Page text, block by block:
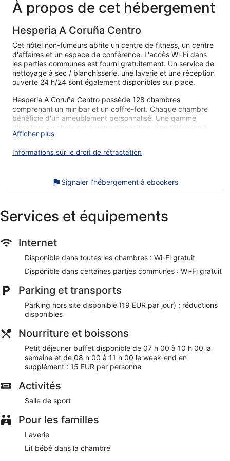
À propos de cet hébergement
Hesperia A Coruña Centro
Cet hôtel non-fumeurs abrite un centre de fitness, un centre
d'affaires et un espace de conférence. L'accès Wi-Fi dans
les parties communes est fourni gratuitement. Un service de
nettoyage à sec / blanchisserie, une laverie et une réception
ouverte 24 h/24 sont également disponibles sur place.
Hesperia A Coruña Centro possède 128 chambres
comprenant un minibar et un coffre-fort. Chaque chambre
bénéficie d'un ameublement personnalisé. Une gamme
d'oreillers au choix est à votre disposition. Une télévision à
écran plat 26 pouces donne accès aux chaînes par satellite.
douche/baignoire, des articles de toilette gratuits et un
Wi-Fi. Des bureaux et un téléphone sont également
Cet hôtel propose un centre de fitness.
Nos clients nous ont dit qu'ils avaient été enchantés par le
personnel attentionné de Hesperia A Coruña Centro. Lors de
votre séjour, vous serez en liaison directe avec le centre des
congrès et à seulement quelques minutes de marche de
Plaza de Lugo. Vous pourrez profiter de services et
équipements comme l'accès Wi-Fi à Internet gratuit et un
centre de fitness, sans oublier un centre d'affaires. Cet
hébergement propose certains services et équipements pour
chouchouter les boules de tous poils, notamment des
Petit déjeuner buffet servi tous les jours en supplément
Parmi les services offerts, vous trouverez un service de
pour les visites touristiques ou l'achat de billets et une
consigne à bagages
passez un séjour divertissant grâce au nombreux loisirs
Maison-musée Picasso
Afficher plus
Informations sur le droit de rétractation
Signaler l’hébergement à ebookers
Services et équipements
Internet
Disponible dans toutes les chambres : Wi-Fi gratuit
Disponible dans certaines parties communes : Wi-Fi gratuit
Parking et transports
Parking hors site disponible (19 EUR par jour) ; réductions
disponibles
Nourriture et boissons
Petit déjeuner buffet disponible de 07 h 00 à 10 h 00 la
semaine et de 08 h 00 à 11 h 00 le week-end en
supplément : 15 EUR par personne
Activités
Salle de sport
Pour les familles
Laverie
Lit bébé dans la chambre